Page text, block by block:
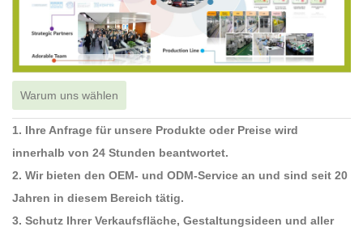
Warum uns wählen
1. Ihre Anfrage für unsere Produkte oder Preise wird
innerhalb von 24 Stunden beantwortet.
2. Wir bieten den OEM- und ODM-Service an und sind seit 20
Jahren in diesem Bereich tätig.
3. Schutz Ihrer Verkaufsfläche, Gestaltungsideen und aller